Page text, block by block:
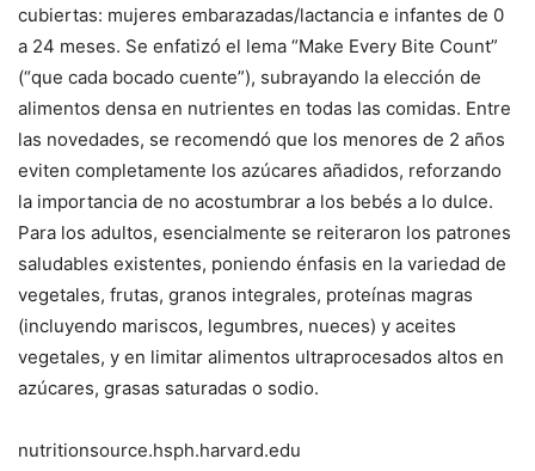
cubiertas: mujeres embarazadas/lactancia e infantes de 0
a 24 meses. Se enfatizó el lema “Make Every Bite Count”
(“que cada bocado cuente”), subrayando la elección de
alimentos densa en nutrientes en todas las comidas. Entre
las novedades, se recomendó que los menores de 2 años
eviten completamente los azúcares añadidos, reforzando
la importancia de no acostumbrar a los bebés a lo dulce.
Para los adultos, esencialmente se reiteraron los patrones
saludables existentes, poniendo énfasis en la variedad de
vegetales, frutas, granos integrales, proteínas magras
(incluyendo mariscos, legumbres, nueces) y aceites
vegetales, y en limitar alimentos ultraprocesados altos en
azúcares, grasas saturadas o sodio.
nutritionsource.hsph.harvard.edu